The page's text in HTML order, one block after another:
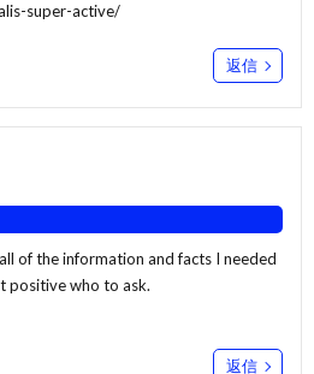
super-active/
返信
of the information and facts I needed
positive who to ask.
返信